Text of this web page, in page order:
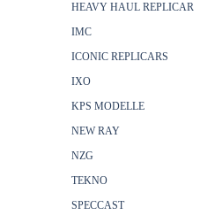
HEAVY HAUL REPLICAR
IMC
ICONIC REPLICARS
IXO
KPS MODELLE
NEW RAY
NZG
TEKNO
SPECCAST